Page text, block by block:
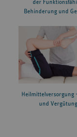
der
Behinderung und
Heilmittelversorgung
und